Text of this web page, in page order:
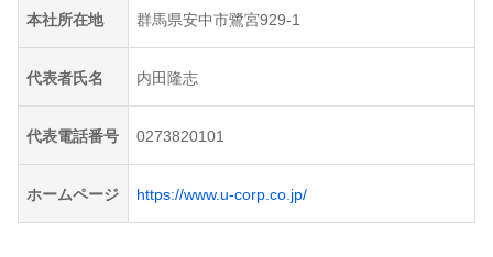
本社所在地 群馬県安中市鷺宮929-1
代表者氏名 内田隆志
代表電話番号 0273820101
ホームページ https://www.u-corp.co.jp/